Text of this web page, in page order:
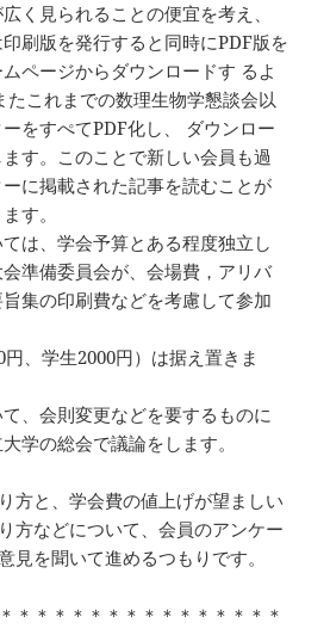
く見られることの便宜を考え、
刷版を発行すると同時にPDF版を
ページからダウンロードす るよ
これまでの数理生物学懇談会以
をすぺてPDF化し、 ダウンロー
す。このことで新しい会員も過
に掲載された記事を読むことが
す。
は、学会予算とある程度独立し
準備委員会が、会場費，アリバ
集の印刷費などを考慮して参加
、学生2000円）は据え置きま
、会則変更などを要するものに
学の総会で議論をします。
方と、学会費の値上げが望ましい
方などについて、会員のアンケー
見を聞いて進めるつもりです。
＊＊＊＊＊＊＊＊＊＊＊＊＊＊＊